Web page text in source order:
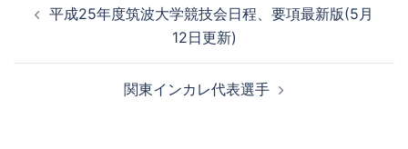
平成25年度筑波大学競技会日程、要項最新版(5月
12日更新)
関東インカレ代表選手